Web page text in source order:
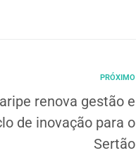
PRÓXIMO
renova gestão e
de inovação para o
Sertão